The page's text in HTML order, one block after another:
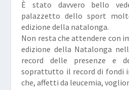
È stato davvero bello
palazzetto dello sport
edizione della natalonga.
Non resta che attendere con
edizione della Natalonga
record delle presenze e
soprattutto il record di fondi
che, affetti da leucemia,